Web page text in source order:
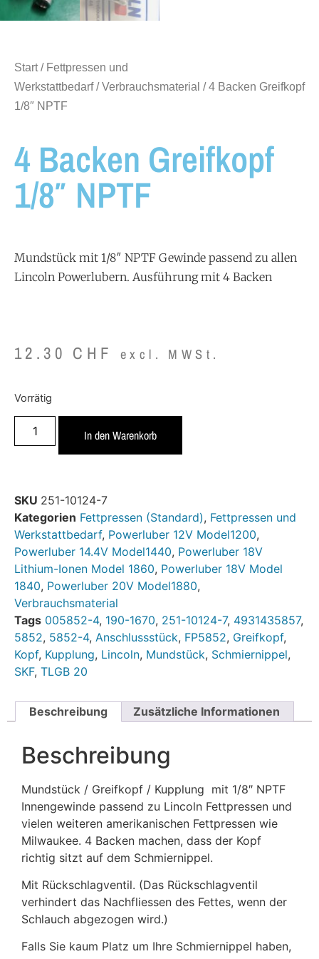
Start/ Fettpressen und
Werkstattbedarf/Verbrauchsmaterial / 4 Backen Greifkopf
1/8″ NPTF
4 Backen Greifkopf
1/8″ NPTF
Mundstück mit 1/8″ NPTF Gewinde passend zu allen
Lincoln Powerlubern. Ausführung mit 4 Backen
12.30 CHF excl. MWSt.
Vorrätig
In den Warenkorb
SKU 251-10124-7
Kategorien Fettpressen (Standard), Fettpressen und
Werkstattbedarf, Powerluber 12V Model1200,
Powerluber 14.4V Model1440, Powerluber 18V
Lithium-Ionen Model 1860, Powerluber 18V Model
1840, Powerluber 20V Model1880,
Verbrauchsmaterial
Tags 005852-4, 190-1670, 251-10124-7, 4931435857,
5852, 5852-4, Anschlussstück, FP5852, Greifkopf,
Kopf, Kupplung, Lincoln, Mundstück, Schmiernippel,
SKF, TLGB 20
Beschreibung Zusätzliche Informationen
Beschreibung
Mundstück / Greifkopf / Kupplung mit 1/8″ NPTF
Innengewinde passend zu Lincoln Fettpressen und
vielen weiteren amerikanischen Fettpressen wie
Milwaukee. 4 Backen machen, dass der Kopf
richtig sitzt auf dem Schmiernippel.
Mit Rückschlagventil. (Das Rückschlagventil
verhindert das Nachfliessen des Fettes, wenn der
Schlauch abgezogen wird.)
Falls Sie kaum Platz um Ihre Schmiernippel haben,